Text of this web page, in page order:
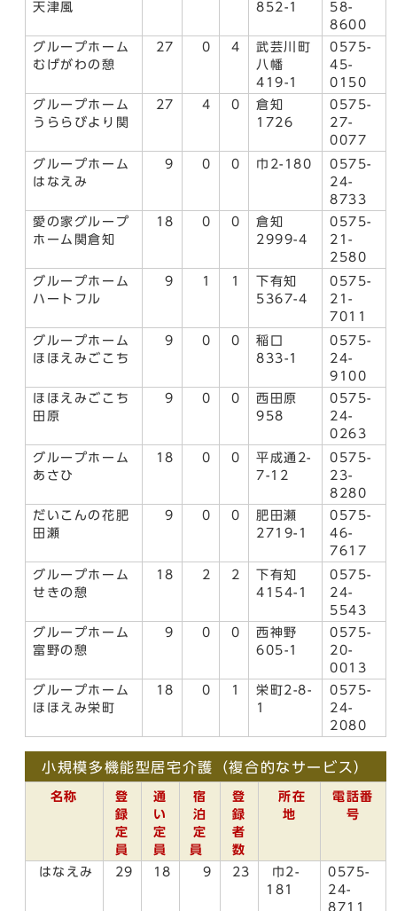
天津風 852-1
58-
8600
グループホーム
むげがわの憩
27 0 4
武芸川町
八幡
419-1
0575-
45-
0150
グループホーム
うららびより関
27 4 0
倉知
1726
0575-
27-
0077
グループホーム
はなえみ
9 0 0 巾2-180
0575-
24-
8733
愛の家グループ
ホーム関倉知
18 0 0
倉知
2999-4
0575-
21-
2580
グループホーム
ハートフル
9 1 1
下有知
5367-4
0575-
21-
7011
グループホーム
ほほえみごこち
9 0 0
稲口
833-1
0575-
24-
9100
ほほえみごこち
田原
9 0 0
西田原
958
0575-
24-
0263
グループホーム
あさひ
18 0 0
平成通2-
7-12
0575-
23-
8280
だいこんの花肥
田瀬
9 0 0
肥田瀬
2719-1
0575-
46-
7617
グループホーム
せきの憩
18 2 2
下有知
4154-1
0575-
24-
5543
グループホーム
富野の憩
9 0 0
西神野
605-1
0575-
20-
0013
グループホーム
ほほえみ栄町
18 0 1
栄町2-8-
1
0575-
24-
2080
小規模多機能型居宅介護（複合的なサービス）
名称
登
録
定
員
通
い
定
員
宿
泊
定
員
登
録
者
数
所在
地
電話番
号
はなえみ 29 18 9 23
巾2-
181
0575-
24-
8711